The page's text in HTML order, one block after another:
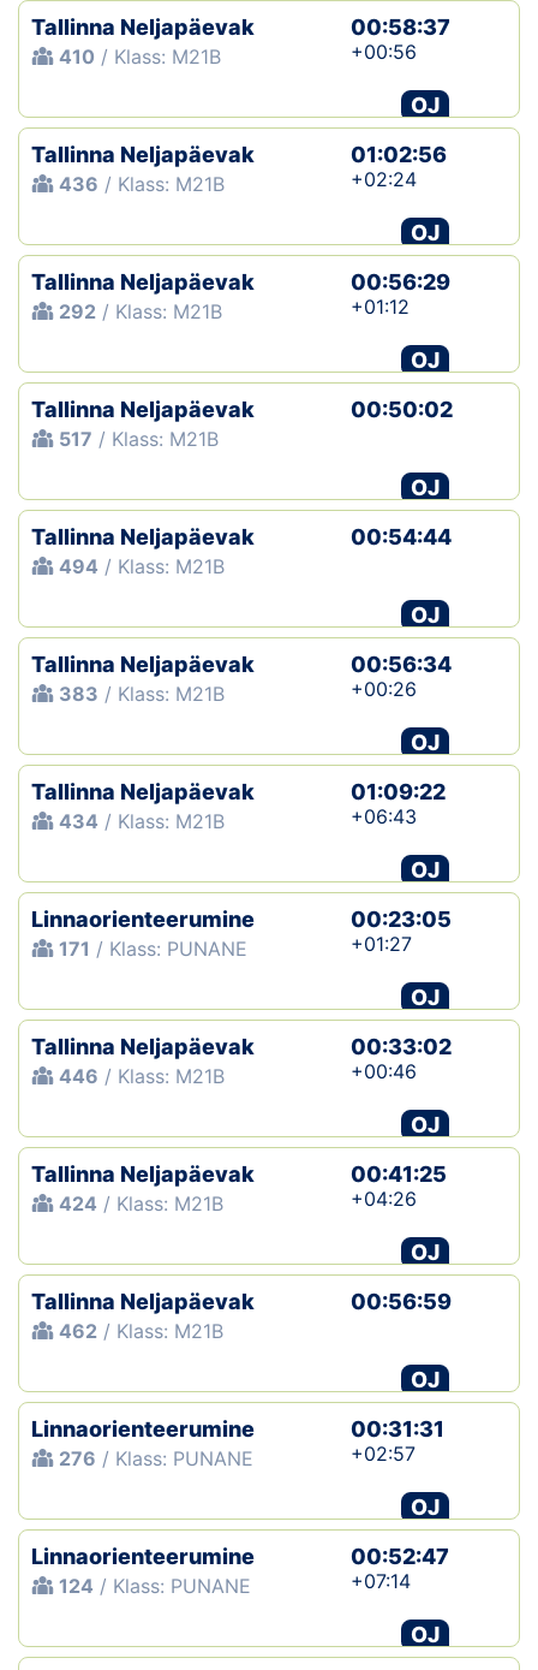
Tallinna Neljapäevak
410 / Klass: M21B
00:58:37
+00:56
OJ
Tallinna Neljapäevak
436 / Klass: M21B
01:02:56
+02:24
OJ
Tallinna Neljapäevak
292 / Klass: M21B
00:56:29
+01:12
OJ
Tallinna Neljapäevak
517 / Klass: M21B
00:50:02
OJ
Tallinna Neljapäevak
494 / Klass: M21B
00:54:44
OJ
Tallinna Neljapäevak
383 / Klass: M21B
00:56:34
+00:26
OJ
Tallinna Neljapäevak
434 / Klass: M21B
01:09:22
+06:43
OJ
Linnaorienteerumine
171 / Klass: PUNANE
00:23:05
+01:27
OJ
Tallinna Neljapäevak
446 / Klass: M21B
00:33:02
+00:46
OJ
Tallinna Neljapäevak
424 / Klass: M21B
00:41:25
+04:26
OJ
Tallinna Neljapäevak
462 / Klass: M21B
00:56:59
OJ
Linnaorienteerumine
276 / Klass: PUNANE
00:31:31
+02:57
OJ
Linnaorienteerumine
124 / Klass: PUNANE
00:52:47
+07:14
OJ